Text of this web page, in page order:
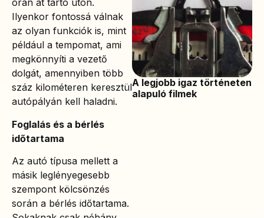
órán át tartó úton.
Ilyenkor fontossá válnak
az olyan funkciók is, mint
például a tempomat, ami
megkönnyíti a vezető
dolgát, amennyiben több
száz kilométeren keresztül
autópályán kell haladni.
Foglalás és a bérlés
időtartama
Az autó típusa mellett a
másik leglényegesebb
szempont kölcsönzés
során a bérlés időtartama.
A legjobb igaz történeten
alapuló filmek